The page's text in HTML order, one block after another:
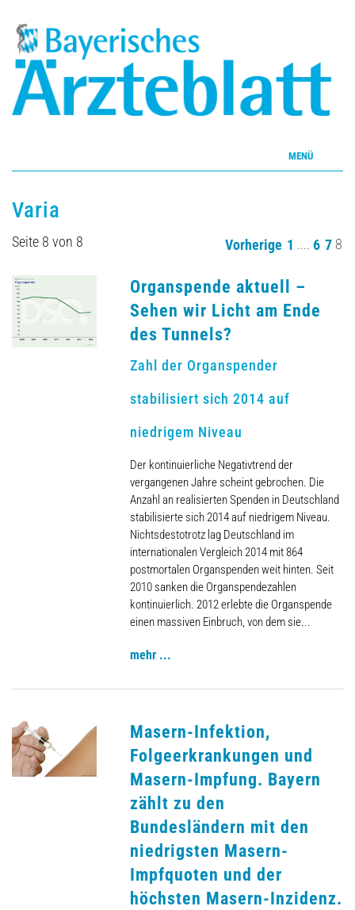
MENÜ
Inhalte
Aktuelles Heft
CME
Varia
Seite 8 von 8 Vorherige 1 6 7 8
Organspende aktuell –
Sehen wir Licht am Ende
des Tunnels?
Zahl der Organspender
stabilisiert sich 2014 auf
niedrigem Niveau
Der kontinuierliche Negativtrend der
vergangenen Jahre scheint gebrochen. Die
Anzahl an realisierten Spenden in Deutschland
stabilisierte sich 2014 auf niedrigem Niveau.
Nichtsdestotrotz lag Deutschland im
internationalen Vergleich 2014 mit 864
postmortalen Organspenden weit hinten. Seit
2010 sanken die Organspendezahlen
kontinuierlich. 2012 erlebte die Organspende
einen massiven Einbruch, von dem sie...
mehr ...
Masern-Infektion,
Folgeerkrankungen und
Masern-Impfung. Bayern
zählt zu den
Bundesländern mit den
niedrigsten Masern-
Impfquoten und der
höchsten Masern-Inzidenz.